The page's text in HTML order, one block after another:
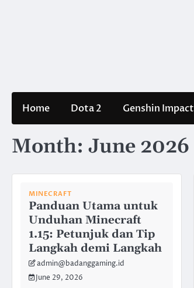
Home Dota 2 Genshin Impact
Month: June 2026
MINECRAFT
Panduan Utama untuk
Unduhan Minecraft
1.15: Petunjuk dan Tip
Langkah demi Langkah
admin@badanggaming.id
June 29, 2026